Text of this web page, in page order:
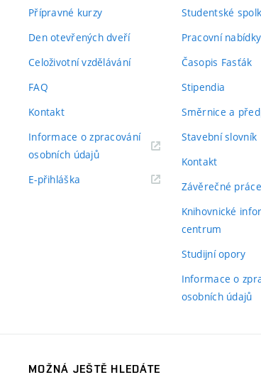
Přípravné kurzy
Den otevřených dveří
Celoživotní vzdělávání
FAQ
Kontakt
Informace o zpracování
osobních údajů(externí
E-přihláška
Studentské
Pracovní nabídky
Časopis Fasťák
Stipendia
Směrnice a
Stavební slovník
Kontakt
Závěrečné práce
Knihovnické
centrum
Studijní opory
Informace o
osobních údajů
MOŽNÁ JEŠTĚ HLEDÁTE